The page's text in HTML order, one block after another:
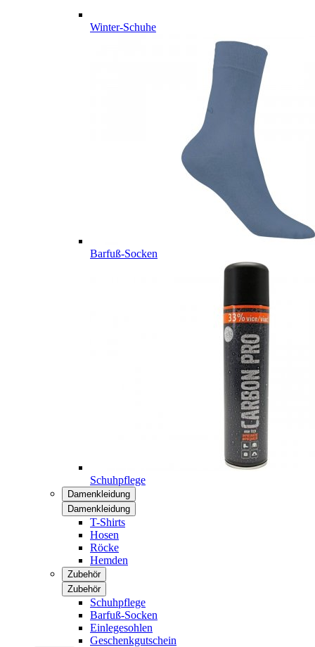
Winter-Schuhe
Barfuß-Socken
Schuhpflege
Damenkleidung
Damenkleidung
T-Shirts
Hosen
Röcke
Hemden
Zubehör
Zubehör
Schuhpflege
Barfuß-Socken
Einlegesohlen
Geschenkgutschein